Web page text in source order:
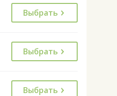
Выбрать
Выбрать
Выбрать